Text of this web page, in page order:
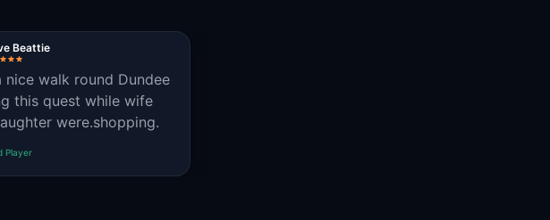
Beattie
nice walk round Dundee
this quest while wife
were.shopping.
Player